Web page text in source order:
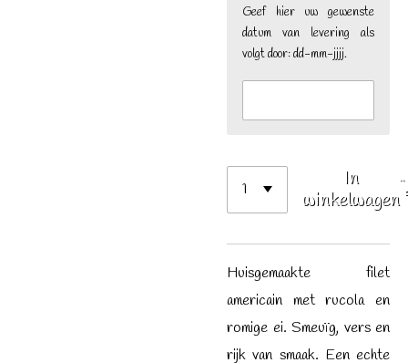
Geef hier uw gewenste
datum van levering als
volgt door: dd-mm-jjjj.
In
winkelwagen
Huisgemaakte filet
americain met rucola en
romige ei. Smeuïg, vers en
rijk van smaak. Een echte